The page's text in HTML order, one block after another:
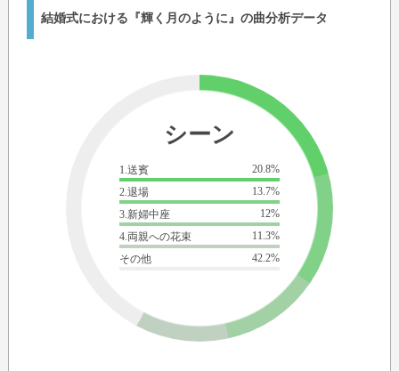
結婚式における『輝く月のように』の曲分析データ
シーン
1.送賓
20.8%
2.退場
13.7%
3.新婦中座
12%
4.両親への花束
11.3%
その他
42.2%